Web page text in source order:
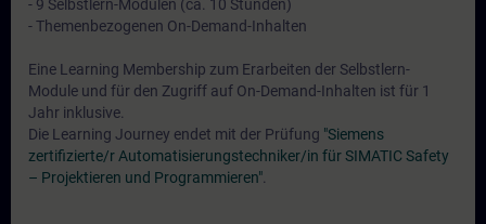
- 9 Selbstlern-Modulen (ca. 10 Stunden)
- Themenbezogenen On-Demand-Inhalten
Eine Learning Membership zum Erarbeiten der Selbstlern-
Module und für den Zugriff auf On-Demand-Inhalten ist für 1
Jahr inklusive.
Die Learning Journey endet mit der Prüfung "Siemens
zertifizierte/r Automatisierungstechniker/in für SIMATIC Safety
– Projektieren und Programmieren"